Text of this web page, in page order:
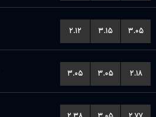
۲.۱۲ ۳.۱۵ ۳.۰۵
۳.۰۵ ۳.۰۵ ۲.۱۸